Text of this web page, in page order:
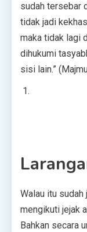
sudah tersebar
tidak jadi
maka tidak lagi
dihukumi
sisi lain.”
Walau itu sudah
mengikuti jejak
Bahkan secara